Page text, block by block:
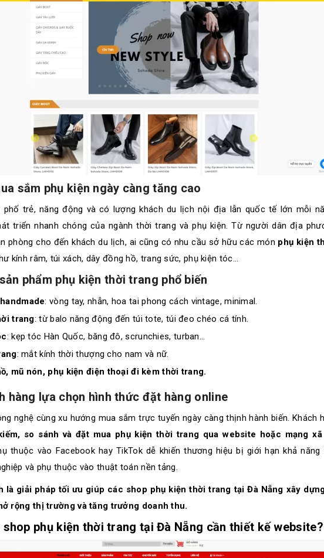
sắm phụ kiện ngày càng tăng cao
phố trẻ, năng động và có lượng khách du lịch nội địa lẫn quốc tế lớn mỗi
triển nhanh chóng của ngành thời trang và phụ kiện. Từ người dân địa
phòng cho đến khách du lịch, ai cũng có nhu cầu sở hữu các món phụ kiện
kính râm, túi xách, dây đồng hồ, trang sức, phụ kiện tóc…
phẩm phụ kiện thời trang phổ biến
: vòng tay, nhẫn, hoa tai phong cách vintage, minimal.
trang: từ balo năng động đến túi tote, túi đeo chéo cá tính.
: kẹp tóc Hàn Quốc, băng đô, scrunchies, turban…
: mắt kính thời thượng cho nam và nữ.
mũ nón, phụ kiện điện thoại đi kèm thời trang.
hàng lựa chọn hình thức đặt hàng online​
nghệ cùng xu hướng mua sắm trực tuyến ngày càng thịnh hành biến. Khách
so sánh và đặt mua phụ kiện thời trang qua website hoặc mạng
thuộc vào Facebook hay TikTok dễ khiến thương hiệu bị giới hạn khả năng
và phụ thuộc vào thuật toán nền tảng.
là giải pháp tối ưu giúp các shop phụ kiện thời trang tại Đà Nẵng xây
rộng thị trường và tăng trưởng doanh thu.
shop phụ kiện thời trang tại Đà Nẵng cần thiết kế website?